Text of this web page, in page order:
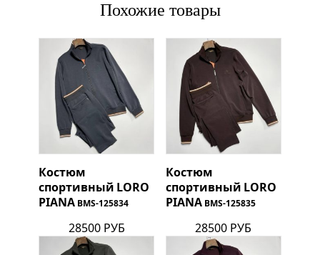
Похожие товары
Костюм
спортивный LORO
PIANA BMS-125834
28500 РУБ
Костюм
спортивный LORO
PIANA BMS-125835
28500 РУБ